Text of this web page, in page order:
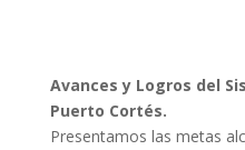
Avances y Logros del
Puerto Cortés.
Presentamos las metas